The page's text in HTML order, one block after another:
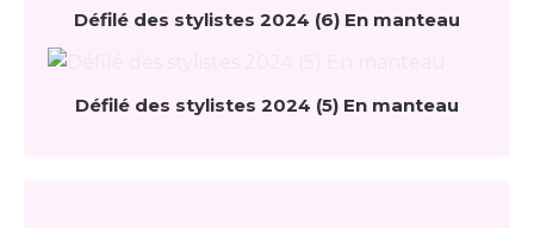
Défilé des stylistes 2024 (6) En manteau
Défilé des stylistes 2024 (5) En manteau